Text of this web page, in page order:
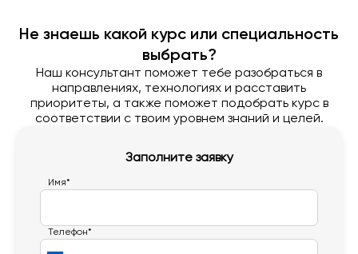
Не знаешь какой курс или специальность
выбрать?
Наш консультант поможет тебе разобраться в
направлениях, технологиях и расставить
приоритеты, а также поможет подобрать курс в
соответствии с твоим уровнем знаний и целей.
Заполните заявку
Имя*
Телефон*